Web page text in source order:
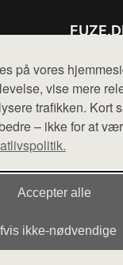
på vores
vise mere
trafikken. Kort
– ikke for at
Accepter alle
ikke‑nødvendige
Mail:
Cookie-
want.dk, der udgiver
af
sælges ikke varer fra
sælger varen. Vi